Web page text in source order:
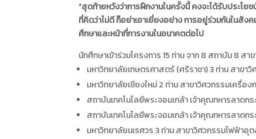
“สุดท้ายหวังว่าการฝึกงานในครั้งนี้ คงจะได้รับประโ
ที่คิดว่าไม่ดี ก็อย่าเอาเยี่ยงอย่าง การอยู่ร่วมกันในสัง
ศึกษาและหน้าที่การงานในอนาคตต่อไป
นักศึกษาเข้าร่วมโครงการ 15 ท่าน จาก 8 สถาบัน 8 สาข
มหาวิทยาลัยเกษตรศาสตร์ (ศรีราชา) 3 ท่าน สาขา
มหาวิทยาลัยเชียงใหม่ 2 ท่าน สาขาวิศวกรรมเครื่อ
สถาบันเทคโนโลยีพระจอมเกล้า เจ้าคุณทหารลาดก
สถาบันเทคโนโลยีพระจอมเกล้า เจ้าคุณทหารลาดก
มหาวิทยาลัยนเรศวร 3 ท่าน สาขาวิศวกรรมไฟฟ้าอุ